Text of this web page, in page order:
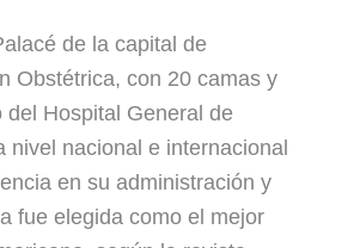
de la capital de
Obstétrica, con 20 camas y
Hospital General de
nacional e internacional
en su administración y
fue elegida como el mejor